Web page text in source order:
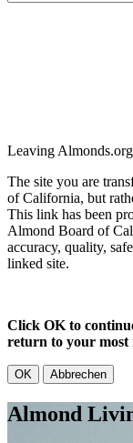
Leaving Almonds.org
The site you are
of California, but
This link has been
Almond Board of
accuracy, quality,
linked site.
Click OK to
return to your most
OK Abbrechen
Almond